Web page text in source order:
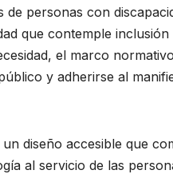
de personas con
que contemple
el marco
y adherirse al
diseño accesible que
al servicio de las